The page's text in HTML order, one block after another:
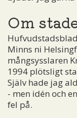
Om
Minns ni
mångsysslaren
1994 plötsligt
Själv hade jag
- men idén och
fel på.